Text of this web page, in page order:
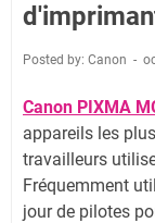
Posted by: Canon
Canon PIXMA
appareils les
travailleurs
Fréquemment
jour de pilotes